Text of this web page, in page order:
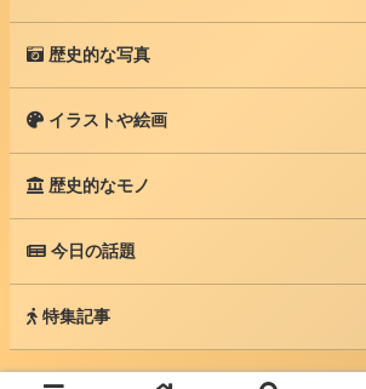
歴史的な写真
イラストや絵画
歴史的なモノ
今日の話題
特集記事